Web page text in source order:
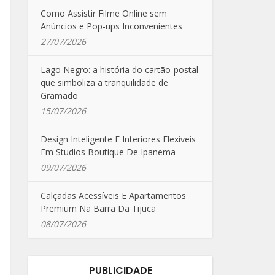
Como Assistir Filme Online sem
Anúncios e Pop-ups Inconvenientes
27/07/2026
Lago Negro: a história do cartão-postal
que simboliza a tranquilidade de
Gramado
15/07/2026
Design Inteligente E Interiores Flexíveis
Em Studios Boutique De Ipanema
09/07/2026
Calçadas Acessíveis E Apartamentos
Premium Na Barra Da Tijuca
08/07/2026
PUBLICIDADE